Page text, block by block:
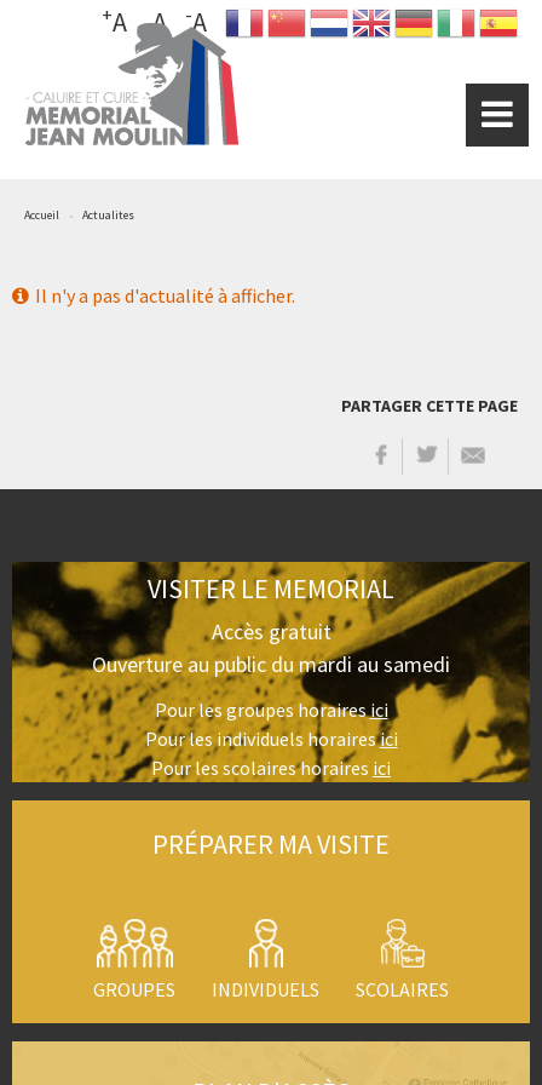
principal
-A
A
+A
Accueil Actualites
Il n'y a pas d'actualité à afficher.
PARTAGER CETTE PAGE
VISITER LE MEMORIAL
Accès gratuit
Ouverture au public du mardi au samedi
Pour les groupes horairesici
Pour les individuels horairesici
Pour les scolaires horaires ici
PRÉPARER MA VISITE
GROUPES INDIVIDUELS SCOLAIRES